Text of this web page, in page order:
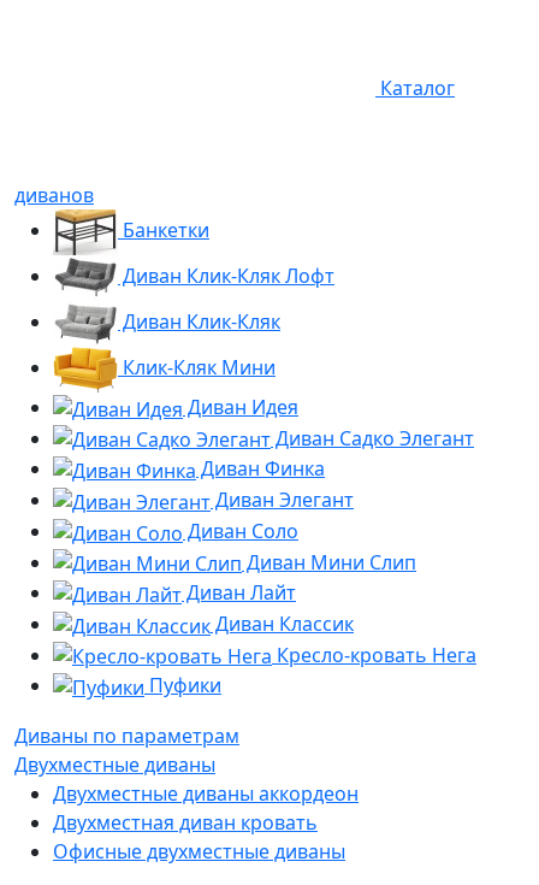
Каталог
диванов
Банкетки
Диван Клик-Кляк Лофт
Диван Клик-Кляк
Клик-Кляк Мини
Диван Идея
Диван Садко Элегант
Диван Финка
Диван Элегант
Диван Соло
Диван Мини Слип
Диван Лайт
Диван Классик
Кресло-кровать Нега
Пуфики
Диваны по параметрам
Двухместные диваны
Двухместные диваны аккордеон
Двухместная диван кровать
Офисные двухместные диваны